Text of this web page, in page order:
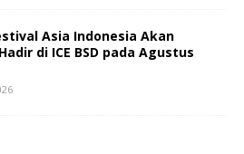
Asia Indonesia Akan
di ICE BSD pada Agustus